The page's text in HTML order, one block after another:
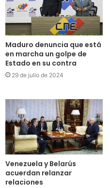
Maduro denuncia que está
en marcha un golpe de
Estado en su contra
29 de julio de 2024
Venezuela y Belarús
acuerdan relanzar
relaciones